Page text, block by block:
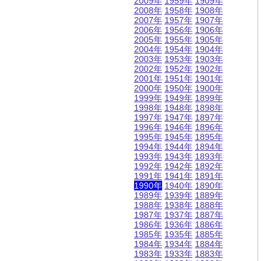
2008年
2007年
2006年
2005年
2004年
2003年
2002年
2001年
2000年
1999年
1998年
1997年
1996年
1995年
1994年
1993年
1992年
1991年
1990年
1989年
1988年
1987年
1986年
1985年
1984年
1983年
1958年
1957年
1956年
1955年
1954年
1953年
1952年
1951年
1950年
1949年
1948年
1947年
1946年
1945年
1944年
1943年
1942年
1941年
1940年
1939年
1938年
1937年
1936年
1935年
1934年
1933年
1908年
1907年
1906年
1905年
1904年
1903年
1902年
1901年
1900年
1899年
1898年
1897年
1896年
1895年
1894年
1893年
1892年
1891年
1890年
1889年
1888年
1887年
1886年
1885年
1884年
1883年